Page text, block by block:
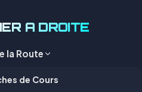
A DROITE
la Route
de Cours